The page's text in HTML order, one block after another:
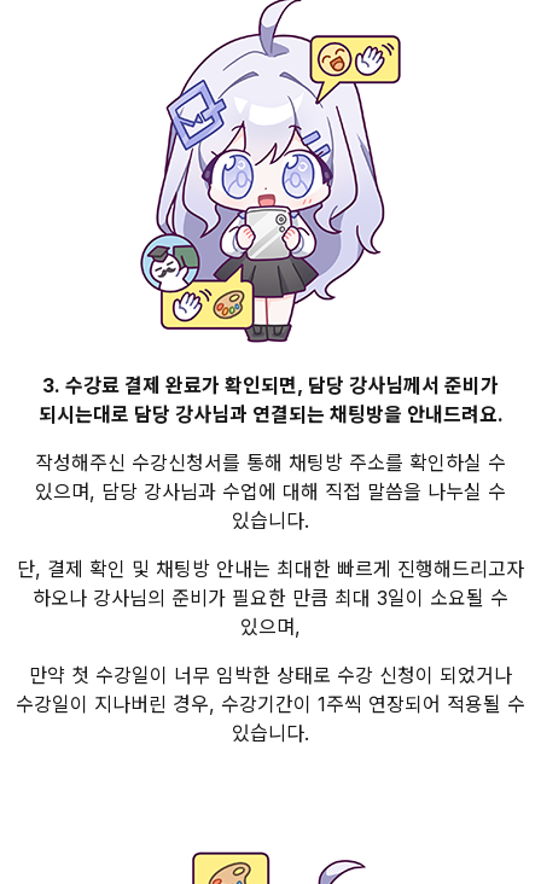
3. 수강료 결제 완료가 확인되면, 담당 강사님께서 준비가
되시는대로 담당 강사님과 연결되는 채팅방을 안내드려요.
작성해주신 수강신청서를 통해 채팅방 주소를 확인하실 수
있으며, 담당 강사님과 수업에 대해 직접 말씀을 나누실 수
있습니다.
단, 결제 확인 및 채팅방 안내는 최대한 빠르게 진행해드리고자
하오나 강사님의 준비가 필요한 만큼 최대 3일이 소요될 수
있으며,
만약 첫 수강일이 너무 임박한 상태로 수강 신청이 되었거나
수강일이 지나버린 경우, 수강기간이 1주씩 연장되어 적용될 수
있습니다.